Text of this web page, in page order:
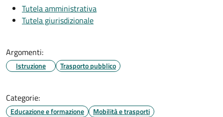
Tutela amministrativa
Tutela giurisdizionale
Argomenti:
Istruzione Trasporto pubblico
Categorie:
Educazione e formazione Mobilità e trasporti